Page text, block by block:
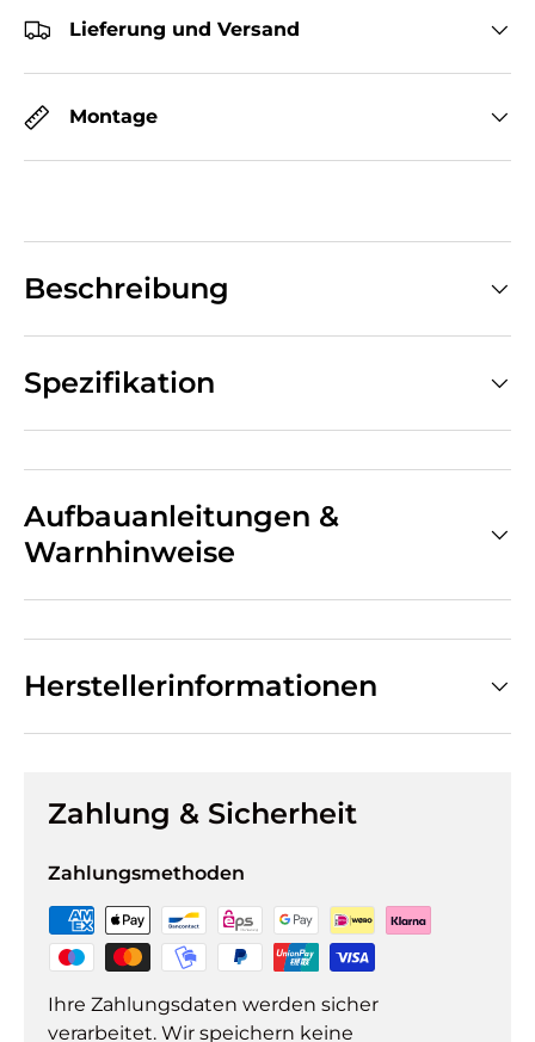
Lieferung und Versand
Montage
Beschreibung
Spezifikation
Aufbauanleitungen &
Warnhinweise
Herstellerinformationen
Zahlung & Sicherheit
Zahlungsmethoden
Ihre Zahlungsdaten werden sicher
verarbeitet. Wir speichern keine